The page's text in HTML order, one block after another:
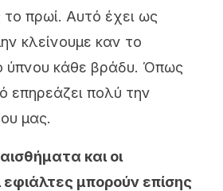
πρωί. Αυτό έχει ως
κλείνουμε καν το
ύπνου κάθε βράδυ. Όπως
επηρεάζει πολύ την
μας.
και οι
μπορούν επίσης